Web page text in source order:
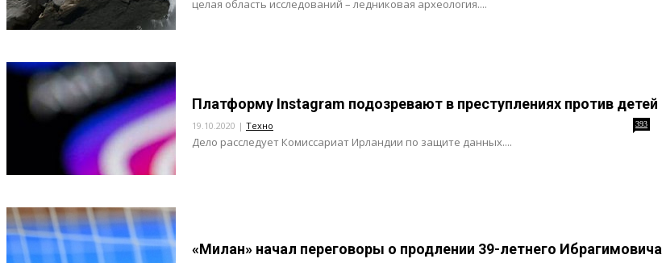
целая область исследований – ледниковая археология....
Платформу Instagram подозревают в преступлениях против детей
19.10.2020 | Техно 393
Дело расследует Комиссариат Ирландии по защите данных....
«Милан» начал переговоры о продлении 39-летнего Ибрагимовича